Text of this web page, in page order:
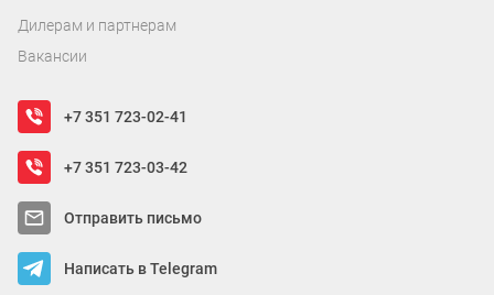
Дилерам и партнерам
Вакансии
+7 351 723-02-41
+7 351 723-03-42
Отправить письмо
Написать в Telegram